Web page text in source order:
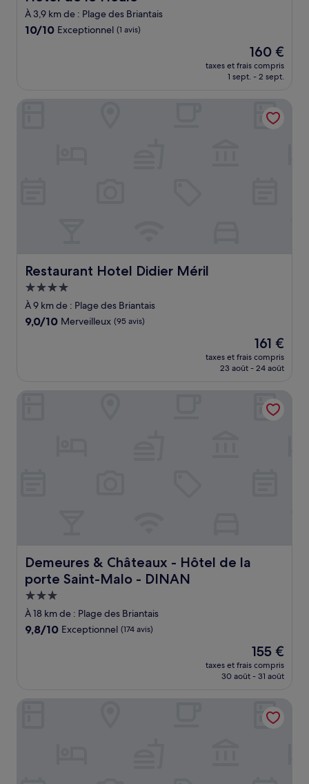
À 3,9 km de : Plage des Briantais
10.0
10/10 Exceptionnel (1 avis)
Le
nouveau
prix
de
160 €
160 €
taxes et frais compris
1 sept. - 2 sept.
Restaurant Hotel Didier Méril
Restaurant Hotel Didier Méril
Hébergement
4.0 étoiles
À 9 km de : Plage des Briantais
9.0
9,0/10 Merveilleux (95 avis)
Le
nouveau
prix
de
161 €
161 €
taxes et frais compris
23 août - 24 août
Demeures & Châteaux - Hôtel de la
porte Saint-Malo - DINAN
Demeures & Châteaux - Hôtel de la porte Saint-Malo -
Hébergement
3.0 étoiles
À 18 km de : Plage des Briantais
9.8
9,8/10 Exceptionnel (174 avis)
Le
nouveau
prix
de
155 €
155 €
taxes et frais compris
30 août - 31 août
Demeures & Châteaux - Hôtel de la porte Saint-Malo -